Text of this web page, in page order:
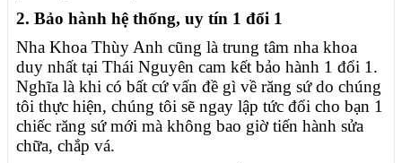
2. Bảo hành hệ thống, uy tín 1 đổi 1
Nha Khoa Thùy Anh cũng là trung tâm nha khoa
duy nhất tại Thái Nguyên cam kết bảo hành 1 đổi 1.
Nghĩa là khi có bất cứ vấn đề gì về răng sứ do chúng
tôi thực hiện, chúng tôi sẽ ngay lập tức đổi cho bạn 1
chiếc răng sứ mới mà không bao giờ tiến hành sửa
chữa, chắp vá.